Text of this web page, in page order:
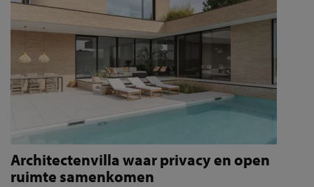
Architectenvilla waar privacy en open
ruimte samenkomen